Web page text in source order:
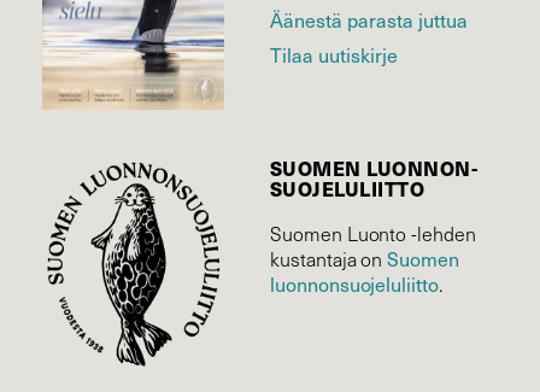
Äänestä parasta juttua
Tilaa uutiskirje
SUOMEN LUONNON­
SUOJELU­LIITTO
Suomen Luonto -lehden
kustantaja onSuomen
luonnonsuojelu­liitto.